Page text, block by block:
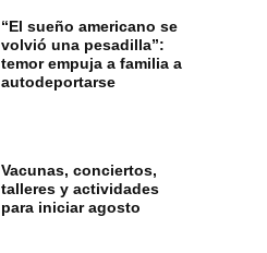
“El sueño americano se
volvió una pesadilla”:
temor empuja a familia a
autodeportarse
Vacunas, conciertos,
talleres y actividades
para iniciar agosto